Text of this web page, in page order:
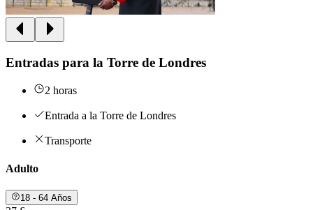
Entradas para la Torre de Londres
2 horas
Entrada a la Torre de Londres
Transporte
Adulto
18 - 64 Años